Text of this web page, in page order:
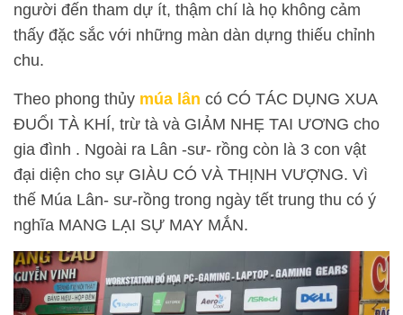
người đến tham dự ít, thậm chí là họ không cảm
thấy đặc sắc với những màn dàn dựng thiếu chỉnh
chu.
Theo phong thủy múa lân có CÓ TÁC DỤNG XUA
ĐUỔI TÀ KHÍ, trừ tà và GIẢM NHẸ TAI ƯƠNG cho
gia đình . Ngoài ra Lân -sư- rồng còn là 3 con vật
đại diện cho sự GIÀU CÓ VÀ THỊNH VƯỢNG. Vì
thế Múa Lân- sư-rồng trong ngày tết trung thu có ý
nghĩa MANG LẠI SỰ MAY MẮN.